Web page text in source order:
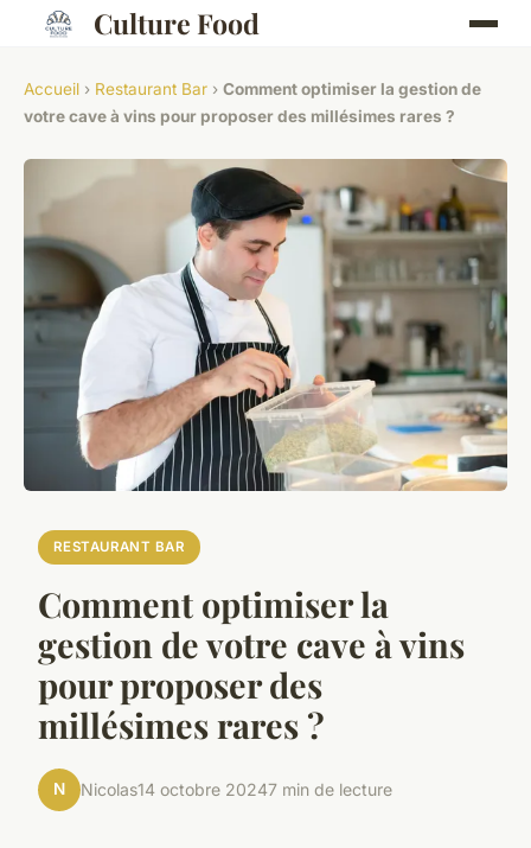
Culture Food
Accueil › Restaurant Bar › Comment optimiser la gestion de
votre cave à vins pour proposer des millésimes rares ?
RESTAURANT BAR
Comment optimiser la
gestion de votre cave à vins
pour proposer des
millésimes rares ?
N Nicolas14 octobre 20247 min de lecture